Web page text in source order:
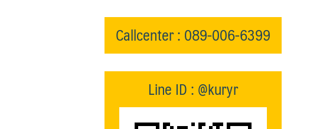
Callcenter : 089-006-6399
Line ID : @kuryr